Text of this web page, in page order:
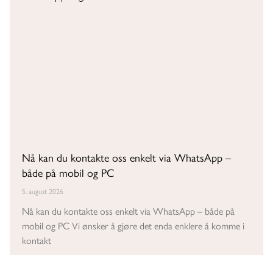
Nå kan du kontakte oss enkelt via WhatsApp –
både på mobil og PC
5. august 2026
Nå kan du kontakte oss enkelt via WhatsApp – både på
mobil og PC Vi ønsker å gjøre det enda enklere å komme i
kontakt